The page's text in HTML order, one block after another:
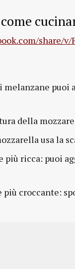
share/v/
melanzane puoi
della
usa la
più ricca: puoi
più croccante: